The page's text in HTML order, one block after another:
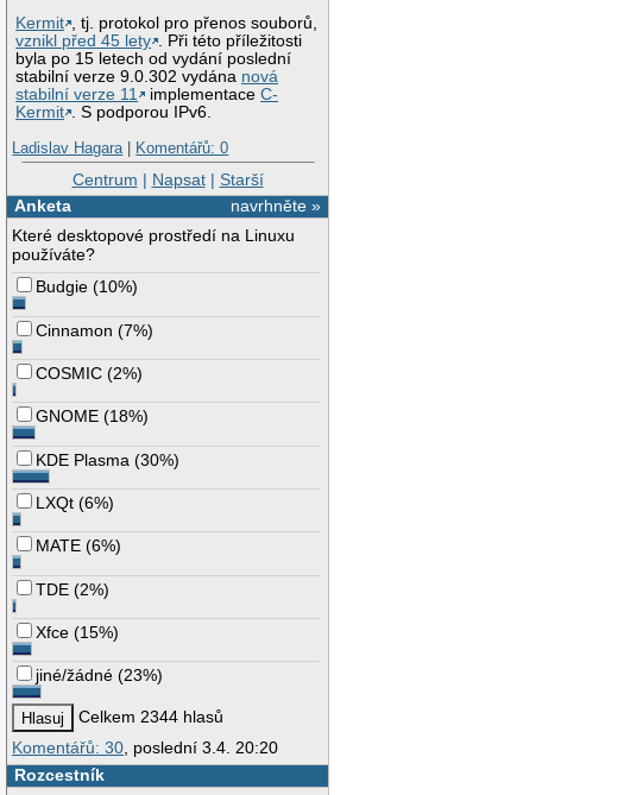
Kermit , tj. protokol pro přenos souborů,
vznikl před 45 lety . Při této příležitosti
byla po 15 letech od vydání poslední
stabilní verze 9.0.302 vydána nová
stabilní verze 11
implementaceC-
Kermit . S podporou IPv6.
Ladislav Hagara| Komentářů: 0
Centrum | Napsat| Starší
navrhněte »
Anketa
Které desktopové prostředí na Linuxu
používáte?
Budgie (10%)
Cinnamon (7%)
COSMIC (2%)
GNOME (18%)
KDE Plasma (30%)
LXQt (6%)
MATE (6%)
TDE (2%)
Xfce (15%)
jiné/žádné (23%)
Celkem 2344 hlasů
Komentářů: 30 , poslední 3.4. 20:20
Rozcestník